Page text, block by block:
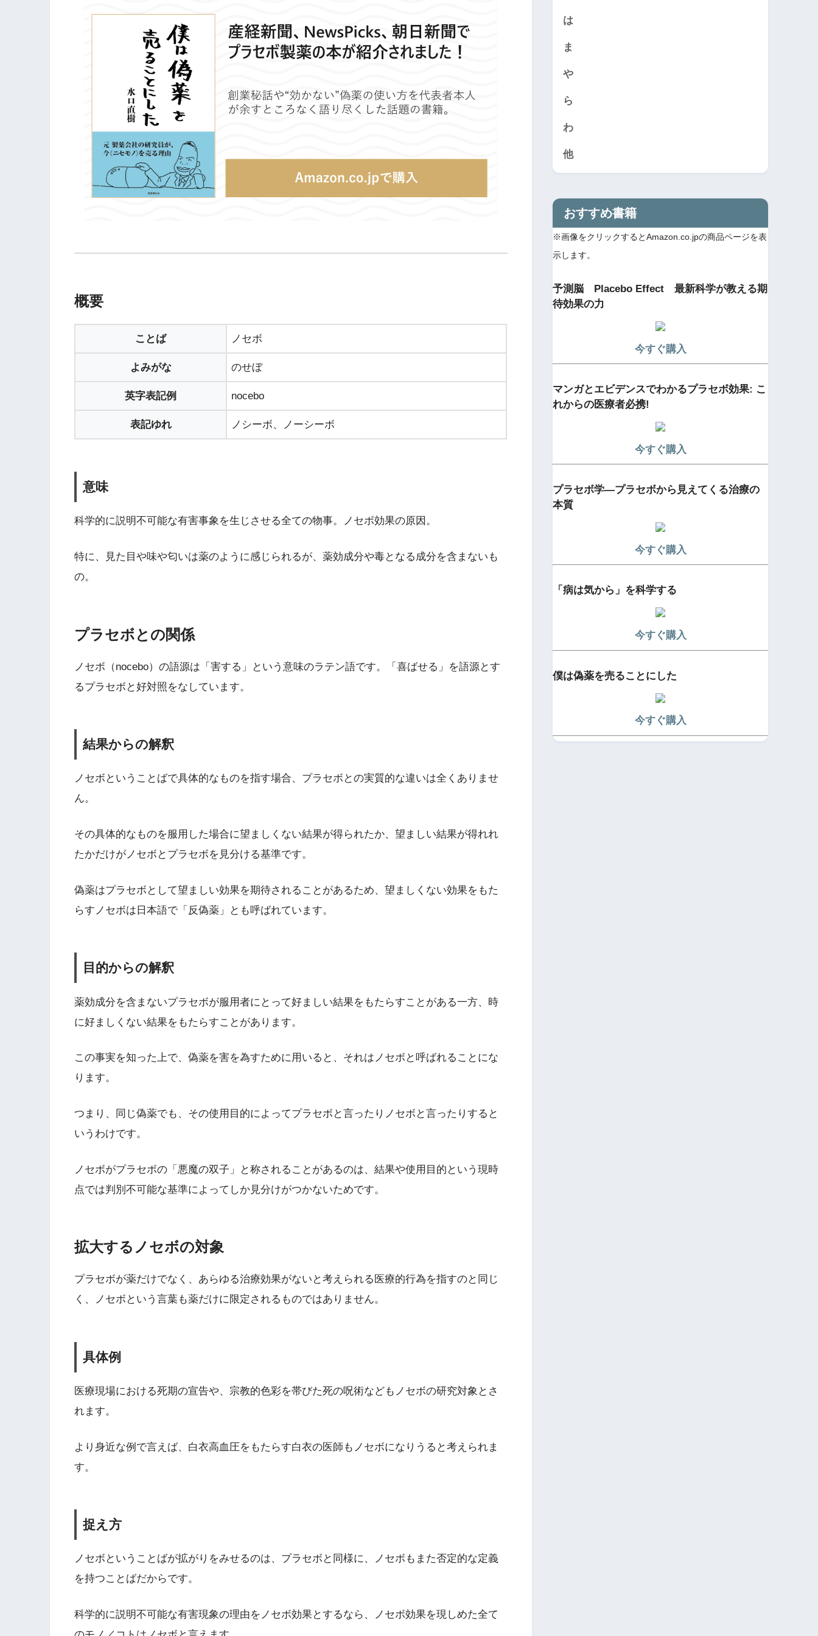
概要
ことば ノセボ
よみがな のせぼ
英字表記例 nocebo
表記ゆれ ノシーボ、ノーシーボ
意味
科学的に説明不可能な有害事象を生じさせる全ての物事。ノセボ効果の原因。
特に、見た目や味や匂いは薬のように感じられるが、薬効成分や毒となる成分を含まないも
の。
プラセボとの関係
ノセボ（nocebo）の語源は「害する」という意味のラテン語です。「喜ばせる」を語源とす
るプラセボと好対照をなしています。
結果からの解釈
ノセボということばで具体的なものを指す場合、プラセボとの実質的な違いは全くありませ
ん。
その具体的なものを服用した場合に望ましくない結果が得られたか、望ましい結果が得れれ
たかだけがノセボとプラセボを見分ける基準です。
偽薬はプラセボとして望ましい効果を期待されることがあるため、望ましくない効果をもた
らすノセボは日本語で「反偽薬」とも呼ばれています。
目的からの解釈
薬効成分を含まないプラセボが服用者にとって好ましい結果をもたらすことがある一方、時
に好ましくない結果をもたらすことがあります。
この事実を知った上で、偽薬を害を為すために用いると、それはノセボと呼ばれることにな
ります。
つまり、同じ偽薬でも、その使用目的によってプラセボと言ったりノセボと言ったりすると
いうわけです。
ノセボがプラセボの「悪魔の双子」と称されることがあるのは、結果や使用目的という現時
点では判別不可能な基準によってしか見分けがつかないためです。
拡大するノセボの対象
プラセボが薬だけでなく、あらゆる治療効果がないと考えられる医療的行為を指すのと同じ
く、ノセボという言葉も薬だけに限定されるものではありません。
具体例
医療現場における死期の宣告や、宗教的色彩を帯びた死の呪術などもノセボの研究対象とさ
れます。
より身近な例で言えば、白衣高血圧をもたらす白衣の医師もノセボになりうると考えられま
す。
捉え方
ノセボということばが拡がりをみせるのは、プラセボと同様に、ノセボもまた否定的な定義
を持つことばだからです。
科学的に説明不可能な有害現象の理由をノセボ効果とするなら、ノセボ効果を現しめた全て
は
ま
や
ら
わ
他
おすすめ書籍
※画像をクリックするとAmazon.co.jpの商品ページを表
示します。
予測脳 Placebo Effect 最新科学が教える期
待効果の力
今すぐ購入
マンガとエビデンスでわかるプラセボ効果: こ
れからの医療者必携!
今すぐ購入
プラセボ学―プラセボから見えてくる治療の
本質
今すぐ購入
「病は気から」を科学する
今すぐ購入
僕は偽薬を売ることにした
今すぐ購入